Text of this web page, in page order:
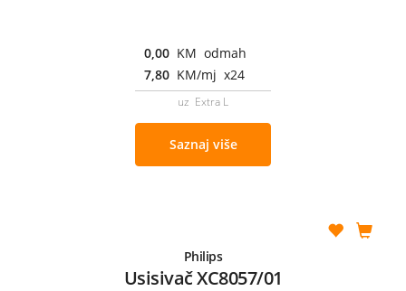
0,00 KM odmah
7,80 KM/mj x24
uz Extra L
Saznaj više
Philips
Usisivač XC8057/01